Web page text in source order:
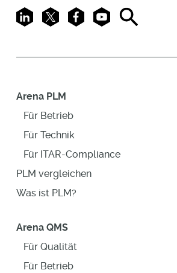
LinkedIn
X FacebookYoutubeSearch
Arena PLM
Für Betrieb
Für Technik
Für ITAR-Compliance
PLM vergleichen
Was ist PLM?
Arena QMS
Für Qualität
Für Betrieb